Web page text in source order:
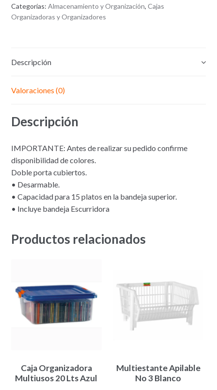
Categorías: Almacenamiento y Organización, Cajas
Organizadoras y Organizadores
Descripción
Valoraciones (0)
Descripción
IMPORTANTE: Antes de realizar su pedido confirme
disponibilidad de colores.
Doble porta cubiertos.
• Desarmable.
• Capacidad para 15 platos en la bandeja superior.
• Incluye bandeja Escurridora
Productos relacionados
Caja Organizadora
Multiusos 20 Lts Azul
Multiestante Apilable
No 3 Blanco